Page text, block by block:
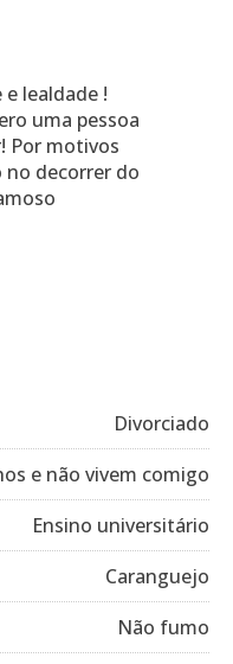
lealdade !
uma pessoa
Por motivos
decorrer do
Divorciado
e não vivem comigo
Ensino universitário
Caranguejo
Não fumo